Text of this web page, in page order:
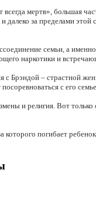
мертв», большая
далеко за пределами
семьи, а
наркотики и
с Брэндой – страстной
с его
и религия. Вот
погибает